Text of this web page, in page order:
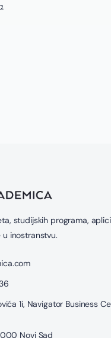
studijskih programa,
inostranstvu.
1i, Navigator Business
000 Novi Sad